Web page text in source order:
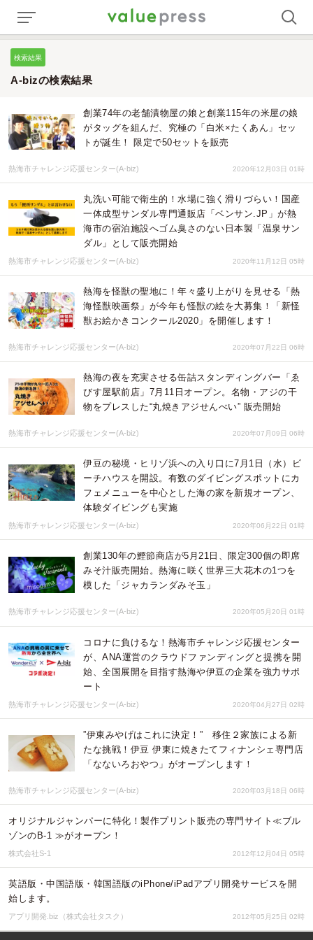
検索結果
A-bizの検索結果
創業74年の老舗漬物屋の娘と創業115年の米屋の娘
がタッグを組んだ、究極の「白米×たくあん」セッ
トが誕生！ 限定で50セットを販売
熱海市チャレンジ応援センター(A-biz) 2020年12月03日 01時
丸洗い可能で衛生的！水場に強く滑りづらい！国産
一体成型サンダル専門通販店「ベンサン.JP」が熱
海市の宿泊施設へゴム臭さのない日本製「温泉サン
ダル」として販売開始
熱海市チャレンジ応援センター(A-biz) 2020年11月12日 05時
熱海を怪獣の聖地に！年々盛り上がりを見せる「熱
海怪獣映画祭」が今年も怪獣の絵を大募集！「新怪
獣お絵かきコンクール2020」を開催します！
熱海市チャレンジ応援センター(A-biz) 2020年07月22日 06時
熱海の夜を充実させる缶詰スタンディングバー「ゑ
びす屋駅前店」7月11日オープン。名物・アジの干
物をプレスした“丸焼きアジせんべい” 販売開始
熱海市チャレンジ応援センター(A-biz) 2020年07月09日 06時
伊豆の秘境・ヒリゾ浜への入り口に7月1日（水）ビ
ーチハウスを開設。有数のダイビングスポットにカ
フェメニューを中心とした海の家を新規オープン、
体験ダイビングも実施
熱海市チャレンジ応援センター(A-biz) 2020年06月22日 01時
創業130年の鰹節商店が5月21日、限定300個の即席
みそ汁販売開始。熱海に咲く世界三大花木の1つを
模した「ジャカランダみそ玉」
熱海市チャレンジ応援センター(A-biz) 2020年05月20日 01時
コロナに負けるな！熱海市チャレンジ応援センター
が、ANA運営のクラウドファンディングと提携を開
始、全国展開を目指す熱海や伊豆の企業を強力サポ
ート
熱海市チャレンジ応援センター(A-biz) 2020年04月27日 02時
”伊東みやげはこれに決定！” 移住２家族による新
たな挑戦！伊豆 伊東に焼きたてフィナンシェ専門店
「なないろおやつ」がオープンします！
熱海市チャレンジ応援センター(A-biz) 2020年03月18日 06時
オリジナルジャンパーに特化！製作プリント販売の専門サイト≪ブル
ゾンのB-1 ≫がオープン！
株式会社S-1 2012年12月04日 05時
英語版・中国語版・韓国語版のiPhone/iPadアプリ開発サービスを開
始します。
アプリ開発.biz（株式会社タスク） 2012年05月25日 02時